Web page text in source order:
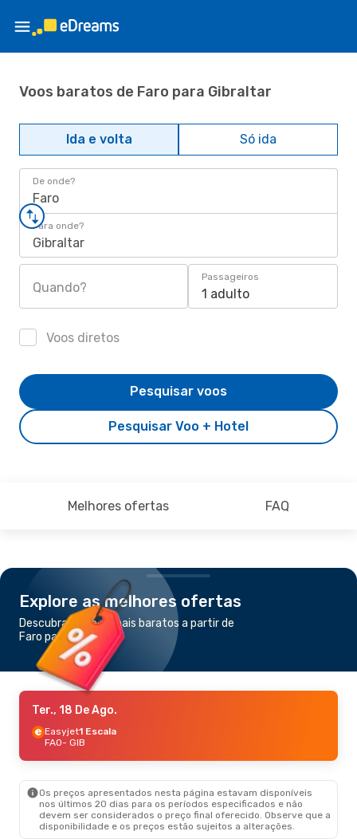
Voos baratos de Faro para Gibraltar
Ida e volta Só ida
De onde?
Faro
Para onde?
Gibraltar
Quando?
Passageiros
1 adulto
Voos diretos
Pesquisar Voo + Hotel
Pesquisar voos
Melhores ofertas FAQ
Explore as melhores ofertas
Descubra os voos mais baratos a partir de
Faro para Gibraltar
Ter., 18 De Ago.
Easyjet1 Escala
FAO- GIB
Os preços apresentados nesta página estavam disponíveis
nos últimos 20 dias para os períodos especificados e não
devem ser considerados o preço final oferecido. Observe que a
disponibilidade e os preços estão sujeitos a alterações.